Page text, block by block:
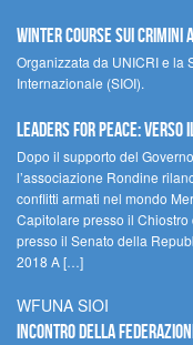
Winter Course sui Crimini
Organizzata da UNICRI e la
Internazionale (SIOI).
Leaders for peace:
Dopo il supporto del
l’associazione Rondine
conflitti armati nel mondo
Capitolare presso il
presso il Senato della
2018 A […]
WFUNA SIOI
Incontro della